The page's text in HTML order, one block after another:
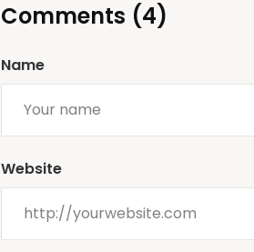
Comments (4)
Name
Website